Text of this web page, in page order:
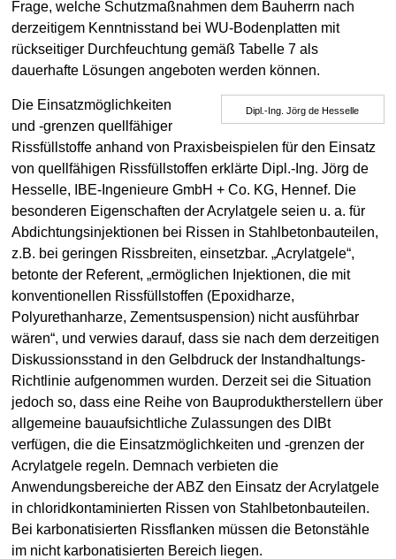
Frage, welche Schutzmaßnahmen dem Bauherrn nach
derzeitigem Kenntnisstand bei WU-Bodenplatten mit
rückseitiger Durchfeuchtung gemäß Tabelle 7 als
dauerhafte Lösungen angeboten werden können.
Dipl.-Ing. Jörg de Hesselle
Die Einsatzmöglichkeiten
und -grenzen quellfähiger
Rissfüllstoffe anhand von Praxisbeispielen für den Einsatz
von quellfähigen Rissfüllstoffen erklärte Dipl.-Ing. Jörg de
Hesselle, IBE-Ingenieure GmbH + Co. KG, Hennef. Die
besonderen Eigenschaften der Acrylatgele seien u. a. für
Abdichtungsinjektionen bei Rissen in Stahlbetonbauteilen,
z.B. bei geringen Rissbreiten, einsetzbar. „Acrylatgele“,
betonte der Referent, „ermöglichen Injektionen, die mit
konventionellen Rissfüllstoffen (Epoxidharze,
Polyurethanharze, Zementsuspension) nicht ausführbar
wären“, und verwies darauf, dass sie nach dem derzeitigen
Diskussionsstand in den Gelbdruck der Instandhaltungs-
Richtlinie aufgenommen wurden. Derzeit sei die Situation
jedoch so, dass eine Reihe von Bauproduktherstellern über
allgemeine bauaufsichtliche Zulassungen des DIBt
verfügen, die die Einsatzmöglichkeiten und -grenzen der
Acrylatgele regeln. Demnach verbieten die
Anwendungsbereiche der ABZ den Einsatz der Acrylatgele
in chloridkontaminierten Rissen von Stahlbetonbauteilen.
Bei karbonatisierten Rissflanken müssen die Betonstähle
im nicht karbonatisierten Bereich liegen.